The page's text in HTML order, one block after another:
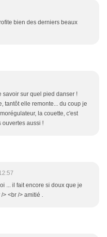
bien des derniers beaux
savoir sur quel pied danser !
tantôt elle remonte... du coup je
la couette, c'est
ouvertes aussi !
... il fait encore si doux que je
> <br /> amitié .